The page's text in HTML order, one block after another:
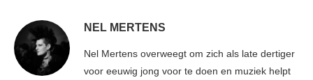
NEL MERTENS
Nel Mertens overweegt om zich als late dertiger
voor eeuwig jong voor te doen en muziek helpt